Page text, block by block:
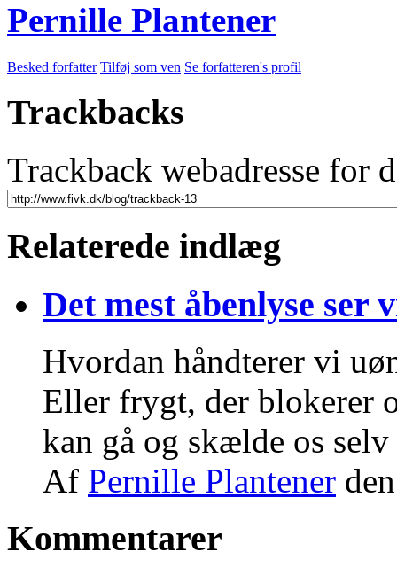
Pernille Plantener
Besked forfatter Tilføj som ven Se forfatteren's profil
Trackbacks
Trackback webadresse for
Relaterede indlæg
Det mest åbenlyse ser
Hvordan håndterer vi
Eller frygt, der blokerer
kan gå og skælde os
Af Pernille Plantener den
Kommentarer